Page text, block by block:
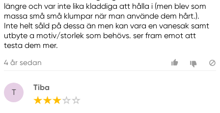
längre och var inte lika kladdiga att hålla i (men blev som
massa små små klumpar när man använde dem hårt.).
Inte helt såld på dessa än men kan vara en vanesak samt
utbyte a motiv/storlek som behövs. ser fram emot att
testa dem mer.
4 år sedan
T
Tiba